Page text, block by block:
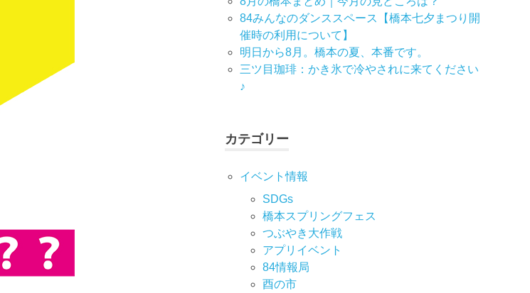
84みんなのダンススペース【橋本七夕まつり開
催時の利用について】
明日から8月。橋本の夏、本番です。
三ツ目珈琲：かき氷で冷やされに来てください
♪
カテゴリー
イベント情報
SDGs
橋本スプリングフェス
つぶやき大作戦
アプリイベント
84情報局
酉の市